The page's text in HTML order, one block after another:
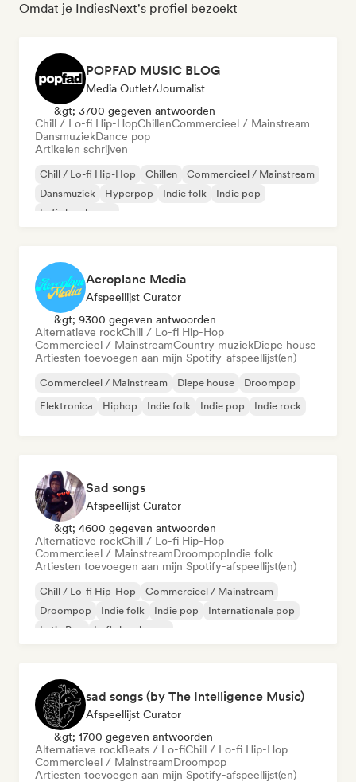
Omdat je IndiesNext's profiel bezoekt
POPFAD MUSIC BLOG
Media Outlet/Journalist
&gt; 3700 gegeven antwoorden
Chill / Lo-fi Hip-HopChillenCommercieel / Mainstream
DansmuziekDance pop
Artikelen schrijven
Chill / Lo-fi Hip-Hop Chillen
Commercieel / Mainstream
Dansmuziek
Hyperpop Indie folk
Indie pop
Lofi slaapkamer
Aeroplane Media
Afspeellijst Curator
&gt; 9300 gegeven antwoorden
Alternatieve rockChill / Lo-fi Hip-Hop
Commercieel / MainstreamCountry muziekDiepe house
Artiesten toevoegen aan mijn Spotify-afspeellijst(en)
Commercieel / Mainstream Diepe house
Droompop
Elektronica
Hiphop Indie folk Indie pop Indie rock
Sad songs
Afspeellijst Curator
&gt; 4600 gegeven antwoorden
Alternatieve rockChill / Lo-fi Hip-Hop
Commercieel / MainstreamDroompopIndie folk
Artiesten toevoegen aan mijn Spotify-afspeellijst(en)
Chill / Lo-fi Hip-Hop
Commercieel / Mainstream
Droompop
Indie folk Indie pop
Internationale pop
Latin Pop
Lofi slaapkamer
sad songs (by The Intelligence Music)
Afspeellijst Curator
&gt; 1700 gegeven antwoorden
Alternatieve rockBeats / Lo-fiChill / Lo-fi Hip-Hop
Commercieel / MainstreamDroompop
Artiesten toevoegen aan mijn Spotify-afspeellijst(en)